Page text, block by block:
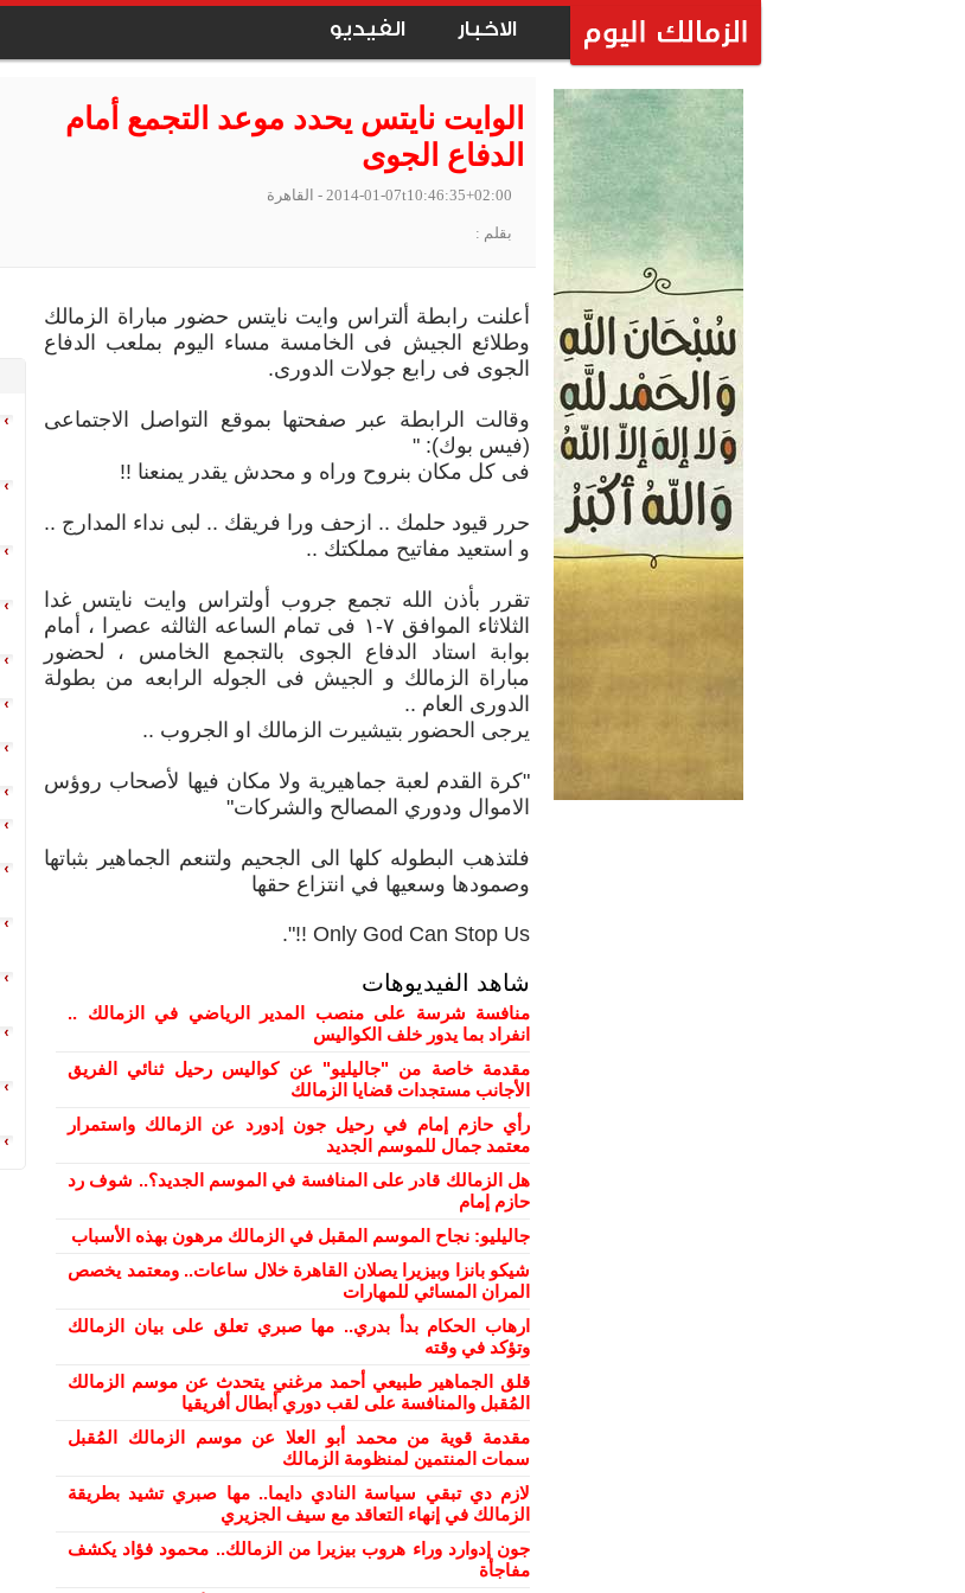
الاخبار الفيديو
الوايت نايتس يحدد موعد التجمع أمام
الدفاع الجوى
2014-01-07t10:46:35+02:00 - القاهرة
بقلم :
أعلنت رابطة ألتراس وايت نايتس حضور مباراة الزمالك
وطلائع الجيش فى الخامسة مساء اليوم بملعب الدفاع
الجوى فى رابع جولات الدورى.
وقالت الرابطة عبر صفحتها بموقع التواصل الاجتماعى
(فيس بوك): "
فى كل مكان بنروح وراه و محدش يقدر يمنعنا !!
حرر قيود حلمك .. ازحف ورا فريقك .. لبى نداء المدارج ..
و استعيد مفاتيح مملكتك ..
تقرر بأذن الله تجمع جروب أولتراس وايت نايتس غدا
الثلاثاء الموافق ٧-١ فى تمام الساعه الثالثه عصرا ، أمام
بوابة استاد الدفاع الجوى بالتجمع الخامس ، لحضور
مباراة الزمالك و الجيش فى الجوله الرابعه من بطولة
الدورى العام ..
يرجى الحضور بتيشيرت الزمالك او الجروب ..
"كرة القدم لعبة جماهيرية ولا مكان فيها لأصحاب روؤس
الاموال ودوري المصالح والشركات"
فلتذهب البطوله كلها الى الجحيم ولتنعم الجماهير بثباتها
وصمودها وسعيها في انتزاع حقها
Only God Can Stop Us !!".
شاهد الفيديوهات
منافسة شرسة على منصب المدير الرياضي في الزمالك ..
انفراد بما يدور خلف الكواليس
مقدمة خاصة من "جاليليو" عن كواليس رحيل ثنائي الفريق
الأجانب مستجدات قضايا الزمالك
رأي حازم إمام في رحيل جون إدورد عن الزمالك واستمرار
معتمد جمال للموسم الجديد
هل الزمالك قادر على المنافسة في الموسم الجديد؟.. شوف رد
حازم إمام
جاليليو: نجاح الموسم المقبل في الزمالك مرهون بهذه الأسباب
شيكو بانزا وبيزيرا يصلان القاهرة خلال ساعات.. ومعتمد يخصص
المران المسائي للمهارات
ارهاب الحكام بدأ بدري.. مها صبري تعلق على بيان الزمالك
وتؤكد في وقته
قلق الجماهير طبيعي أحمد مرغني يتحدث عن موسم الزمالك
المُقبل والمنافسة على لقب دوري أبطال أفريقيا
مقدمة قوية من محمد أبو العلا عن موسم الزمالك المُقبل
سمات المنتمين لمنظومة الزمالك
لازم دي تبقي سياسة النادي دايما.. مها صبري تشيد بطريقة
الزمالك في إنهاء التعاقد مع سيف الجزيري
جون إدوارد وراء هروب بيزيرا من الزمالك.. محمود فؤاد يكشف
مفاجأة